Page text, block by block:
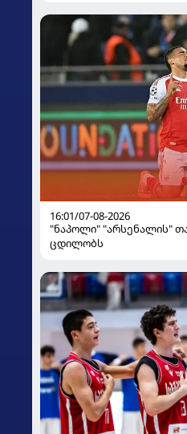
16:01/07-08-2026
"ნაპოლი" "არსენალის"
ცდილობს